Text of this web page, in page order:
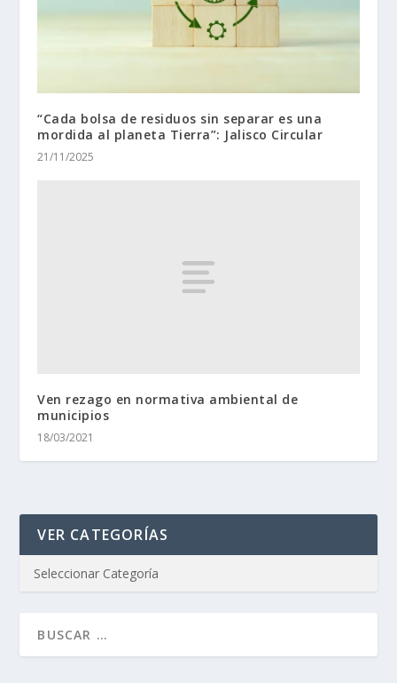
“Cada bolsa de residuos sin separar es una
mordida al planeta Tierra”: Jalisco Circular
21/11/2025
Ven rezago en normativa ambiental de
municipios
18/03/2021
VER CATEGORÍAS